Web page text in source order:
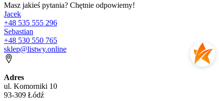
Masz jakieś pytania? Chętnie odpowiemy!
Jacek
+48 535 555 296
Sebastian
+48 530 550 765
sklep@listwy.online
Adres
ul. Komorniki 10
93-309 Łódź